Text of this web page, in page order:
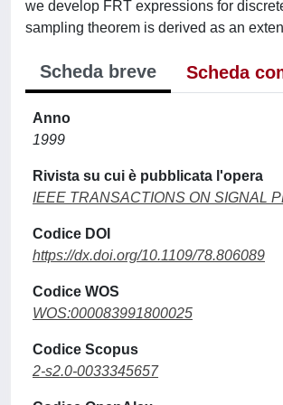
we develop FRT expressions for
sampling theorem is derived as an
Scheda breve Scheda
Anno
1999
Rivista su cui è pubblicata l'opera
IEEE TRANSACTIONS ON SIGNAL
Codice DOI
https://dx.doi.org/10.1109/78.806089
Codice WOS
WOS:000083991800025
Codice Scopus
2-s2.0-0033345657